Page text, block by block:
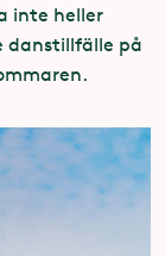
inte heller
danstillfälle på